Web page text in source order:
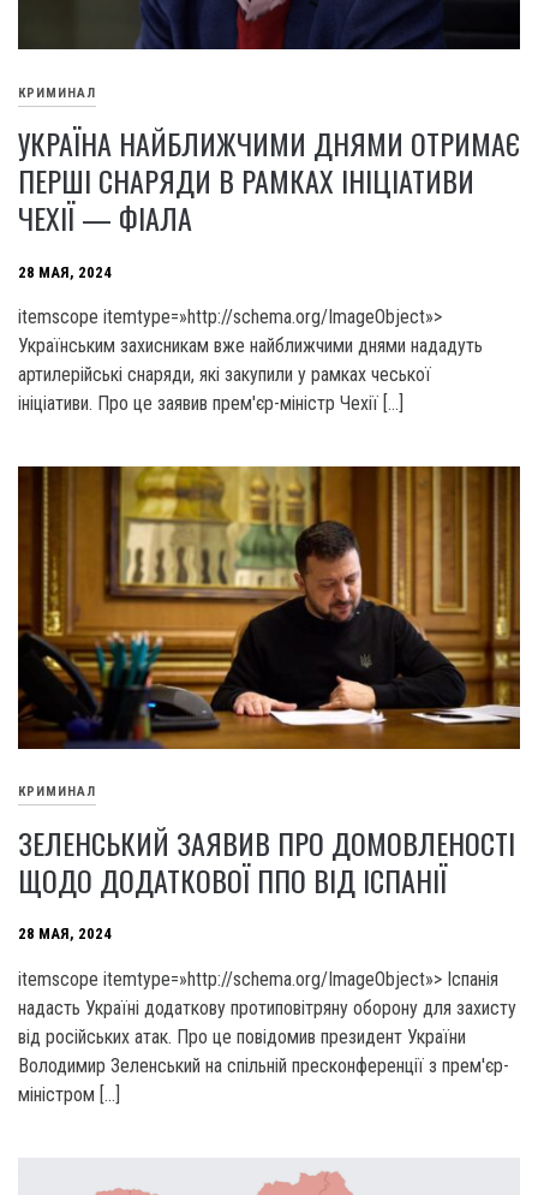
КРИМИНАЛ
УКРАЇНА НАЙБЛИЖЧИМИ ДНЯМИ ОТРИМАЄ
ПЕРШІ СНАРЯДИ В РАМКАХ ІНІЦІАТИВИ
ЧЕХІЇ — ФІАЛА
28 МАЯ, 2024
itemscope itemtype=»http://schema.org/ImageObject»>
Українським захисникам вже найближчими днями нададуть
артилерійські снаряди, які закупили у рамках чеської
ініціативи. Про це заявив прем'єр-міністр Чехії […]
КРИМИНАЛ
ЗЕЛЕНСЬКИЙ ЗАЯВИВ ПРО ДОМОВЛЕНОСТІ
ЩОДО ДОДАТКОВОЇ ППО ВІД ІСПАНІЇ
28 МАЯ, 2024
itemscope itemtype=»http://schema.org/ImageObject»> Іспанія
надасть Україні додаткову протиповітряну оборону для захисту
від російських атак. Про це повідомив президент України
Володимир Зеленський на спільній пресконференції з прем'єр-
міністром […]